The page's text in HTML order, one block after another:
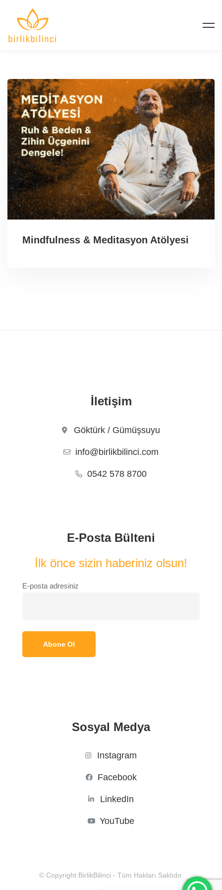
Mindfulness & Meditasyon Atölyesi
İletişim
Göktürk / Gümüşsuyu
info@birlikbilinci.com
0542 578 8700
E-Posta Bülteni
İlk önce sizin haberiniz olsun!
E-posta adresiniz
Sosyal Medya
Instagram
Facebook
LinkedIn
YouTube
© Copyright BirlikBilinci - Tüm Hakları Saklıdır.